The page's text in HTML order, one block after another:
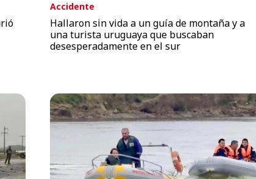
Accidente
Hallaron sin vida a un guía de montaña y a
una turista uruguaya que buscaban
desesperadamente en el sur